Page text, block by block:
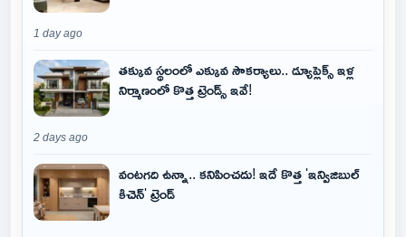
1 day ago
తక్కువ స్థలంలో ఎక్కువ సౌకర్యాలు.. డ్యూప్లెక్స్ ఇళ్ల
నిర్మాణంలో కొత్త ట్రెండ్స్ ఇవే!
2 days ago
వంటగది ఉన్నా.. కనిపించదు! ఇదే కొత్త 'ఇన్విజిబుల్
కిచెన్' ట్రెండ్